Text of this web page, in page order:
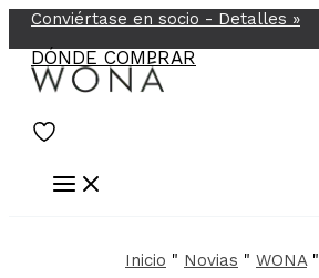
al
contenido
Conviértase en socio - Detalles »
DÓNDE COMPRAR
Inicio " Novias " WONA"